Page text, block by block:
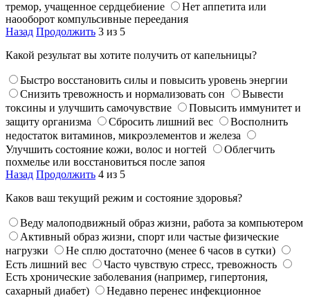
тремор, учащенное сердцебиение
Нет аппетита или
наооборот компульсивные переедания
Назад Продолжить 3 из 5
Какой результат вы хотите получить от капельницы?
Быстро восстановить силы и повысить уровень энергии
Снизить тревожность и нормализовать сон
Вывести
токсины и улучшить самочувствие
Повысить иммунитет и
защиту организма
Сбросить лишний вес
Восполнить
недостаток витаминов, микроэлементов и железа
Улучшить состояние кожи, волос и ногтей
Облегчить
похмелье или восстановиться после запоя
Назад Продолжить 4 из 5
Каков ваш текущий режим и состояние здоровья?
Веду малоподвижный образ жизни, работа за компьютером
Активный образ жизни, спорт или частые физические
нагрузки
Не сплю достаточно (менее 6 часов в сутки)
Есть лишний вес
Часто чувствую стресс, тревожность
Есть хронические заболевания (например, гипертония,
сахарный диабет)
Недавно перенес инфекционное